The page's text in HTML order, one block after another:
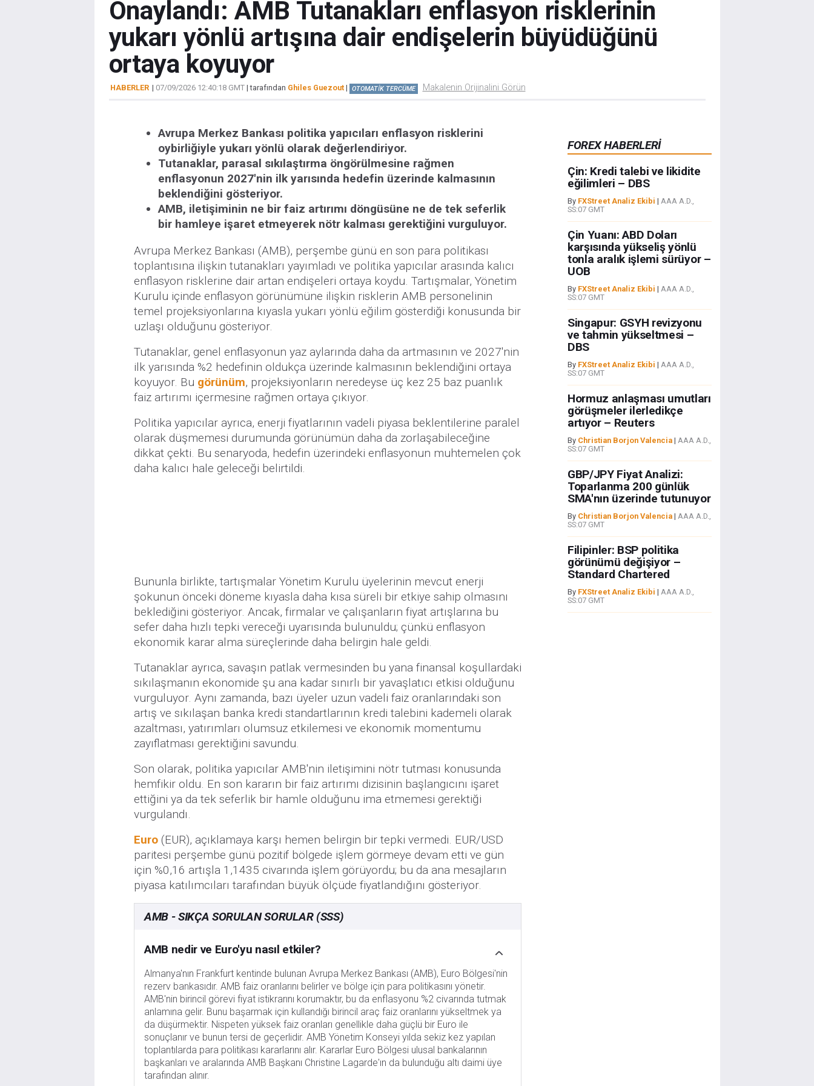
Onaylandı: AMB Tutanakları enflasyon risklerinin
yukarı yönlü artışına dair endişelerin büyüdüğünü
ortaya koyuyor
HABERLER | 07/09/2026 12:40:18 GMT| tarafından Ghiles Guezout| OTOMATİK TERCÜME Makalenin Orijinalini Görün
Avrupa Merkez Bankası politika yapıcıları enflasyon risklerini
oybirliğiyle yukarı yönlü olarak değerlendiriyor.
Tutanaklar, parasal sıkılaştırma öngörülmesine rağmen
enflasyonun 2027'nin ilk yarısında hedefin üzerinde kalmasının
beklendiğini gösteriyor.
AMB, iletişiminin ne bir faiz artırımı döngüsüne ne de tek seferlik
bir hamleye işaret etmeyerek nötr kalması gerektiğini vurguluyor.
Avrupa Merkez Bankası (AMB), perşembe günü en son para politikası
toplantısına ilişkin tutanakları yayımladı ve politika yapıcılar arasında kalıcı
enflasyon risklerine dair artan endişeleri ortaya koydu. Tartışmalar, Yönetim
Kurulu içinde enflasyon görünümüne ilişkin risklerin AMB personelinin
temel projeksiyonlarına kıyasla yukarı yönlü eğilim gösterdiği konusunda bir
uzlaşı olduğunu gösteriyor.
Tutanaklar, genel enflasyonun yaz aylarında daha da artmasının ve 2027'nin
ilk yarısında %2 hedefinin oldukça üzerinde kalmasının beklendiğini ortaya
koyuyor. Bu görünüm, projeksiyonların neredeyse üç kez 25 baz puanlık
faiz artırımı içermesine rağmen ortaya çıkıyor.
Politika yapıcılar ayrıca, enerji fiyatlarının vadeli piyasa beklentilerine paralel
olarak düşmemesi durumunda görünümün daha da zorlaşabileceğine
dikkat çekti. Bu senaryoda, hedefin üzerindeki enflasyonun muhtemelen çok
daha kalıcı hale geleceği belirtildi.
Bununla birlikte, tartışmalar Yönetim Kurulu üyelerinin mevcut enerji
şokunun önceki döneme kıyasla daha kısa süreli bir etkiye sahip olmasını
beklediğini gösteriyor. Ancak, firmalar ve çalışanların fiyat artışlarına bu
sefer daha hızlı tepki vereceği uyarısında bulunuldu; çünkü enflasyon
ekonomik karar alma süreçlerinde daha belirgin hale geldi.
Tutanaklar ayrıca, savaşın patlak vermesinden bu yana finansal koşullardaki
sıkılaşmanın ekonomide şu ana kadar sınırlı bir yavaşlatıcı etkisi olduğunu
vurguluyor. Aynı zamanda, bazı üyeler uzun vadeli faiz oranlarındaki son
artış ve sıkılaşan banka kredi standartlarının kredi talebini kademeli olarak
azaltması, yatırımları olumsuz etkilemesi ve ekonomik momentumu
zayıflatması gerektiğini savundu.
Son olarak, politika yapıcılar AMB'nin iletişimini nötr tutması konusunda
hemfikir oldu. En son kararın bir faiz artırımı dizisinin başlangıcını işaret
ettiğini ya da tek seferlik bir hamle olduğunu ima etmemesi gerektiği
vurgulandı.
Euro(EUR), açıklamaya karşı hemen belirgin bir tepki vermedi. EUR/USD
paritesi perşembe günü pozitif bölgede işlem görmeye devam etti ve gün
için %0,16 artışla 1,1435 civarında işlem görüyordu; bu da ana mesajların
piyasa katılımcıları tarafından büyük ölçüde fiyatlandığını gösteriyor.
AMB - SIKÇA SORULAN SORULAR (SSS)
AMB nedir ve Euro'yu nasıl etkiler?
Almanya'nın Frankfurt kentinde bulunan Avrupa Merkez Bankası (AMB), Euro Bölgesi'nin
rezerv bankasıdır. AMB faiz oranlarını belirler ve bölge için para politikasını yönetir.
AMB'nin birincil görevi fiyat istikrarını korumaktır, bu da enflasyonu %2 civarında tutmak
anlamına gelir. Bunu başarmak için kullandığı birincil araç faiz oranlarını yükseltmek ya
da düşürmektir. Nispeten yüksek faiz oranları genellikle daha güçlü bir Euro ile
sonuçlanır ve bunun tersi de geçerlidir. AMB Yönetim Konseyi yılda sekiz kez yapılan
toplantılarda para politikası kararlarını alır. Kararlar Euro Bölgesi ulusal bankalarının
başkanları ve aralarında AMB Başkanı Christine Lagarde'ın da bulunduğu altı daimi üye
tarafından alınır.
FOREX HABERLERİ
Çin: Kredi talebi ve likidite
eğilimleri – DBS
By FXStreet Analiz Ekibi | AAA A.D.,
SS:07 GMT
Çin Yuanı: ABD Doları
karşısında yükseliş yönlü
tonla aralık işlemi sürüyor –
UOB
By FXStreet Analiz Ekibi | AAA A.D.,
SS:07 GMT
Singapur: GSYH revizyonu
ve tahmin yükseltmesi –
DBS
By FXStreet Analiz Ekibi | AAA A.D.,
SS:07 GMT
Hormuz anlaşması umutları
görüşmeler ilerledikçe
artıyor – Reuters
By Christian Borjon Valencia| AAA A.D.,
SS:07 GMT
GBP/JPY Fiyat Analizi:
Toparlanma 200 günlük
SMA'nın üzerinde tutunuyor
By Christian Borjon Valencia| AAA A.D.,
SS:07 GMT
Filipinler: BSP politika
görünümü değişiyor –
Standard Chartered
By FXStreet Analiz Ekibi | AAA A.D.,
SS:07 GMT